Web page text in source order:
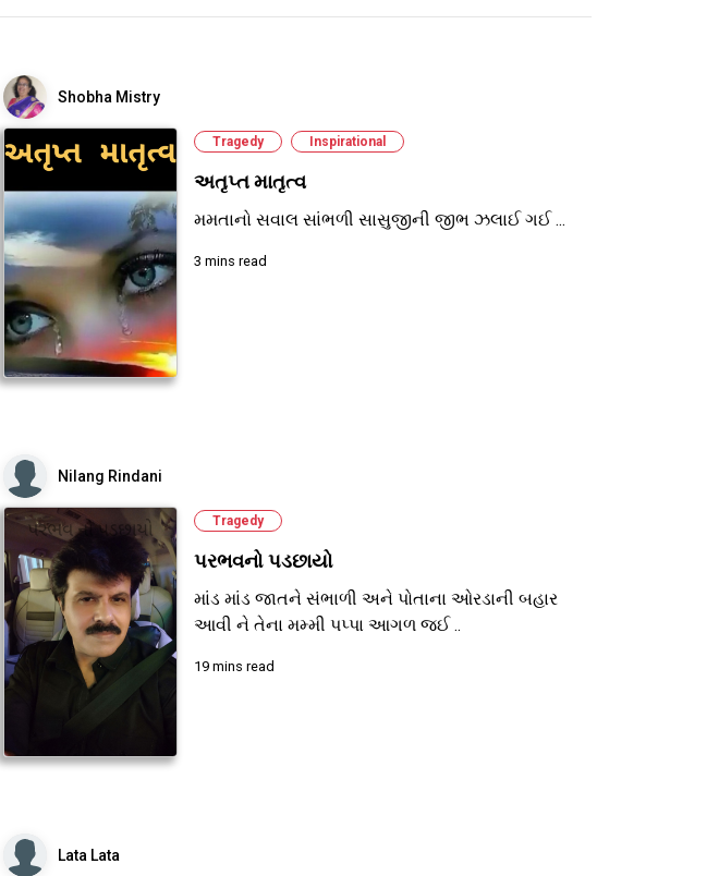
Shobha Mistry
Tragedy Inspirational
અતૃપ્ત માતૃત્વ
મમતાનો સવાલ સાંભળી સાસુજીની જીભ ઝલાઈ ગઈ ...
3 mins read
Nilang Rindani
Tragedy
પરભવનો પડછાયો
માંડ માંડ જાતને સંભાળી અને પોતાના ઓરડાની બહાર
આવી ને તેના મમ્મી પપ્પા આગળ જઈ ..
19 mins read
Lata Lata